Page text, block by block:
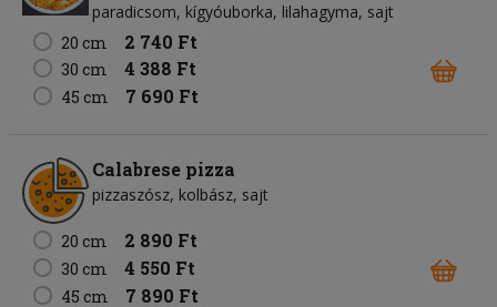
paradicsom kígyóuborka lilahagyma sajt
20 cm
2 740 Ft
30 cm 4 388 Ft
45 cm 7 690 Ft
Calabrese pizza
pizzaszósz kolbász sajt
20 cm 2 890 Ft
30 cm 4 550 Ft
45 cm 7 890 Ft